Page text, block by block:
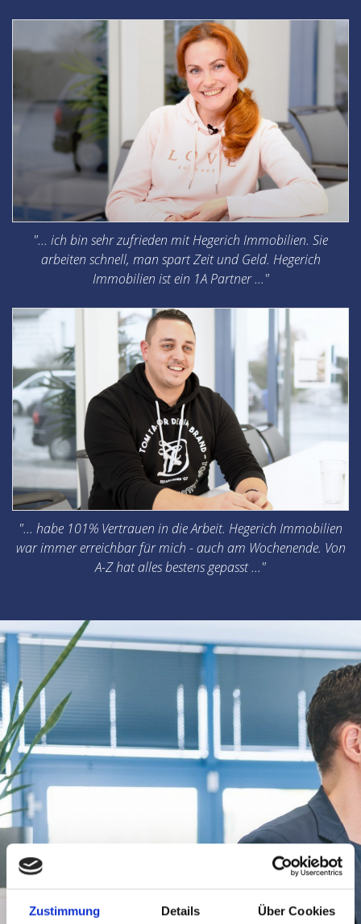
Zustimmung Details Über Cookies
"... ich bin sehr zufrieden mit Hegerich Immobilien. Sie
arbeiten schnell, man spart Zeit und Geld. Hegerich
Immobilien ist ein 1A Partner ..."
"... habe 101% Vertrauen in die Arbeit. Hegerich Immobilien
war immer erreichbar für mich - auch am Wochenende. Von
A-Z hat alles bestens gepasst ..."
Immobilienverkauf -